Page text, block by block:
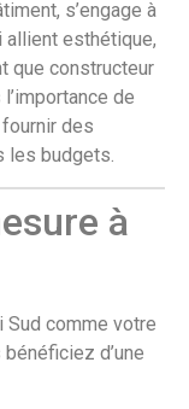
s’engage à
esthétique,
que constructeur
de
des
les budgets.
à
comme votre
d’une